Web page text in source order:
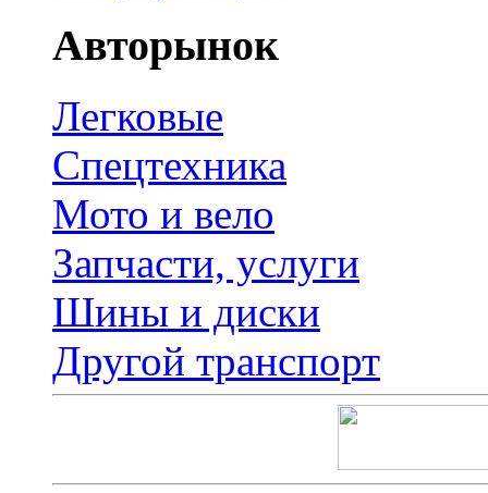
Авторынок
Легковые
Спецтехника
Мото и вело
Запчасти, услуги
Шины и диски
Другой транспорт